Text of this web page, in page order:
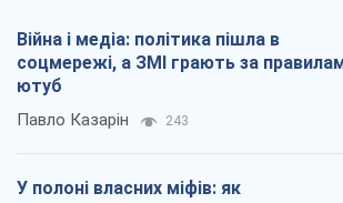
Війна і медіа: політика пішла в
соцмережі, а ЗМІ грають за
ютуб
Павло Казарін 243
У полоні власних міфів: як